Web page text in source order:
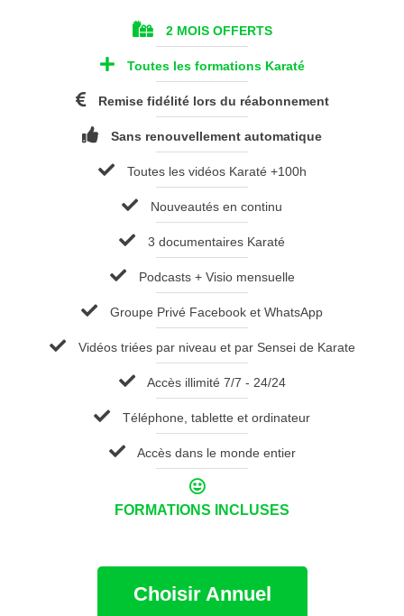
2 MOIS OFFERTS
Toutes les formations Karaté
Remise fidélité lors du réabonnement
Sans renouvellement automatique
Toutes les vidéos Karaté +100h
Nouveautés en continu
3 documentaires Karaté
Podcasts + Visio mensuelle
Groupe Privé Facebook et WhatsApp
Vidéos triées par niveau et par Sensei de Karate
Accès illimité 7/7 - 24/24
Téléphone, tablette et ordinateur
Accès dans le monde entier
FORMATIONS INCLUSES
Choisir Annuel